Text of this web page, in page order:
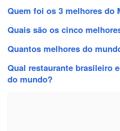
Quem foi os 3 melhores do
Quais são os cinco
Quantos melhores do
Qual restaurante brasileiro
do mundo?